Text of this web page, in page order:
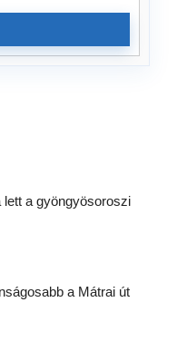
a gyöngyösoroszi
a Mátrai út